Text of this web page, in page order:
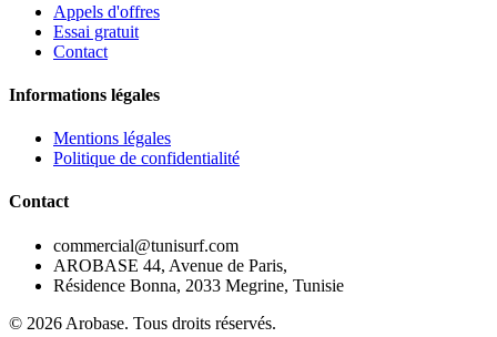
Appels d'offres
Essai gratuit
Contact
Informations légales
Mentions légales
Politique de confidentialité
Contact
commercial@tunisurf.com
AROBASE 44, Avenue de Paris,
Résidence Bonna, 2033 Megrine, Tunisie
© 2026 Arobase. Tous droits réservés.